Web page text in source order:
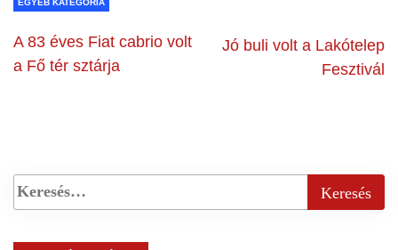
EGYÉB KATEGÓRIA
A 83 éves Fiat cabrio volt
a Fő tér sztárja
Jó buli volt a Lakótelep
Fesztivál